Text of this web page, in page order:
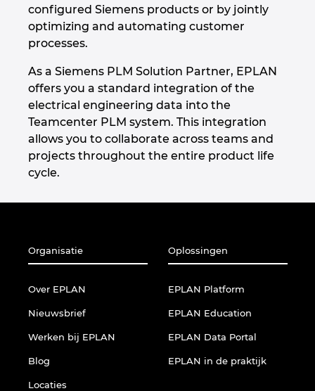
configured Siemens products or by jointly
optimizing and automating customer
processes.
As a Siemens PLM Solution Partner, EPLAN
offers you a standard integration of the
electrical engineering data into the
Teamcenter PLM system. This integration
allows you to collaborate across teams and
projects throughout the entire product life
cycle.
Organisatie
Over EPLAN
Nieuwsbrief
Werken bij EPLAN
Blog
Locaties
Oplossingen
EPLAN Platform
EPLAN Education
EPLAN Data Portal
EPLAN in de praktijk
Denmark
France
Germany
Greece
Hungary
Ireland
Italy